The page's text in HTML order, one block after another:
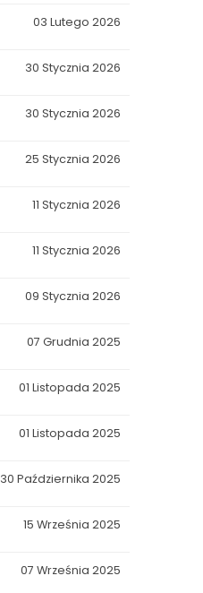
03 Lutego 2026
30 Stycznia 2026
30 Stycznia 2026
25 Stycznia 2026
11 Stycznia 2026
11 Stycznia 2026
09 Stycznia 2026
07 Grudnia 2025
01 Listopada 2025
01 Listopada 2025
30 Października 2025
15 Września 2025
07 Września 2025